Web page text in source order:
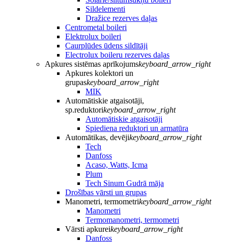
Sildelementi
Dražice rezerves daļas
Centrometal boileri
Elektrolux boileri
Caurplūdes ūdens sildītāji
Electrolux boileru rezerves daļas
Apkures sistēmas aprīkojumskeyboard_arrow_right
Apkures kolektori un
grupaskeyboard_arrow_right
MIK
Automātiskie atgaisotāji,
sp.reduktorikeyboard_arrow_right
Automātiskie atgaisotāji
Spiediena reduktori un armatūra
Automātikas, devējikeyboard_arrow_right
Tech
Danfoss
Acaso, Watts, Icma
Plum
Tech Sinum Gudrā māja
Drošības vārsti un grupas
Manometri, termometrikeyboard_arrow_right
Manometri
Termomanometri, termometri
Vārsti apkureikeyboard_arrow_right
Danfoss